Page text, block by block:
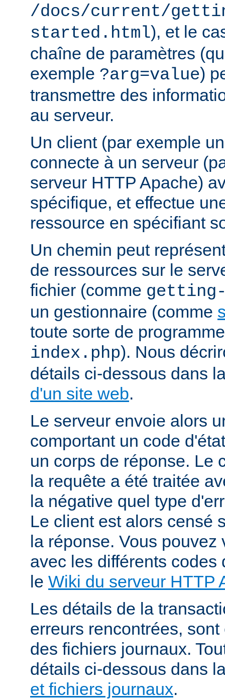
/docs/current/
started.html), et le
chaîne de paramètres
exemple ?arg=value)
transmettre des
au serveur.
Un client (par exemple
connecte à un serveur
serveur HTTP Apache)
spécifique, et effectue
ressource en spécifiant
Un chemin peut
de ressources sur le
fichier (comme
un gestionnaire (comme
toute sorte de
index.php). Nous
détails ci-dessous dans
d'un site web.
Le serveur envoie alors
comportant un code
un corps de réponse. Le
la requête a été traitée
la négative quel type
Le client est alors censé
la réponse. Vous pouvez
avec les différents codes
le Wiki du serveur HTTP
Les détails de la
erreurs rencontrées,
des fichiers journaux.
détails ci-dessous dans
et fichiers journaux.